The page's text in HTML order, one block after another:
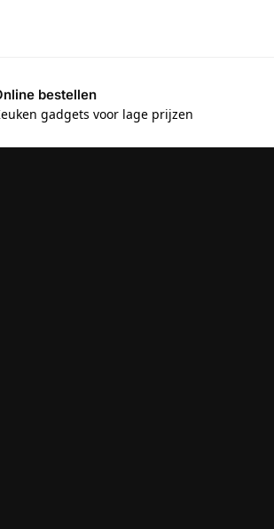
bestellen
gadgets voor lage prijzen